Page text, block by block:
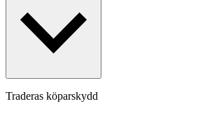
Traderas köparskydd